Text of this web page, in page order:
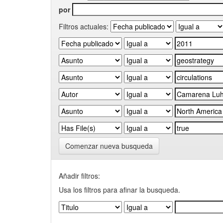
por
Filtros actuales:
Comenzar nueva busqueda
Añadir filtros:
Usa los filtros para afinar la busqueda.